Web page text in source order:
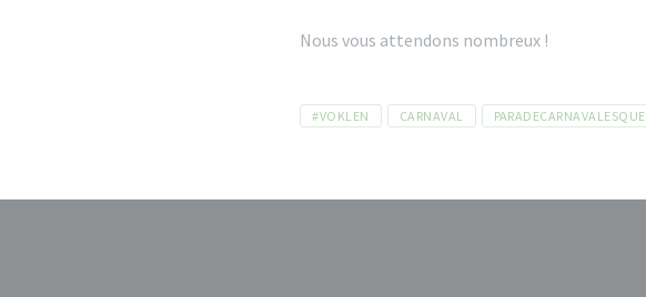
Nous vous attendons nombreux !
Tags
#VOKLEN CARNAVAL PARADECARNAVALESQUE